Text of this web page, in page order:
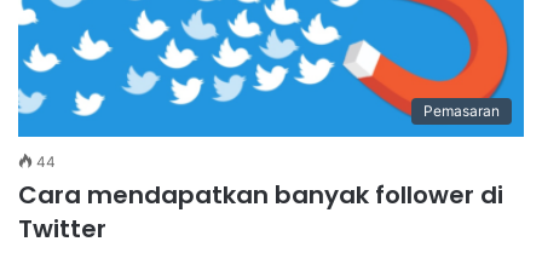
Pemasaran
44
Cara mendapatkan banyak follower di
Twitter